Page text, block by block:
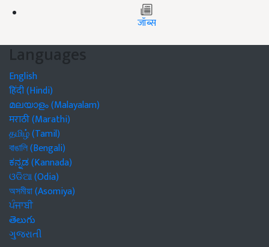
जॉब्स
Languages
English
हिंदी (Hindi)
മലയാളം (Malayalam)
मराठी (Marathi)
தமிழ் (Tamil)
বাঙালি (Bengali)
ಕನ್ನಡ (Kannada)
ଓଡିଆ (Odia)
অসমীয়া (Asomiya)
ਪੰਜਾਬੀ
తెలుగు
ગુજરાતી